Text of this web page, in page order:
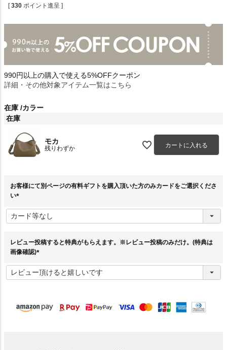
[ 330 ポイント進呈 ]
990円以上の購入で使える5%OFFクーポン
詳細・その他対象アイテム一覧はこちら
在庫 カラー
在庫
モカ
残りわずか カートに入れる
お客様にて別ページの有料ギフトを購入頂いた方のみカードをご選択くださ
い
必
須
レビュー投稿すると特典がもらえます。※レビュー投稿のみだけ。(特典は
画像確認)
必
須